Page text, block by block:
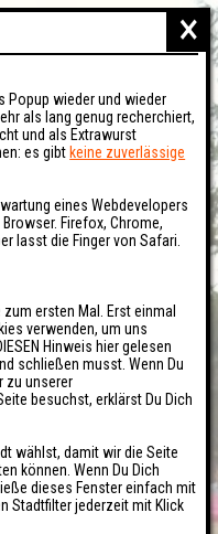
×
Popup wieder und wieder
als lang genug recherchiert,
und als Extrawurst
es gibt keine zuverlässige
eines Webdevelopers
Firefox, Chrome,
lasst die Finger von Safari.
ersten Mal. Erst einmal
verwenden, um uns
Hinweis hier gelesen
schließen musst. Wenn Du
zu unserer
besuchst, erklärst Du Dich
wählst, damit wir die Seite
können. Wenn Du Dich
dieses Fenster einfach mit
Stadtfilter jederzeit mit Klick